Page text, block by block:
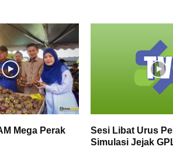
Mega Perak
Sesi Libat Urus
Simulasi Jejak